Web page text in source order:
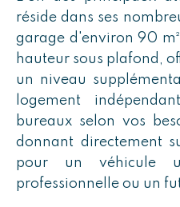
réside dans ses
garage d'environ 90
hauteur sous plafond,
un niveau
logement
bureaux selon vos
donnant directement
pour un véhicule
professionnelle ou un